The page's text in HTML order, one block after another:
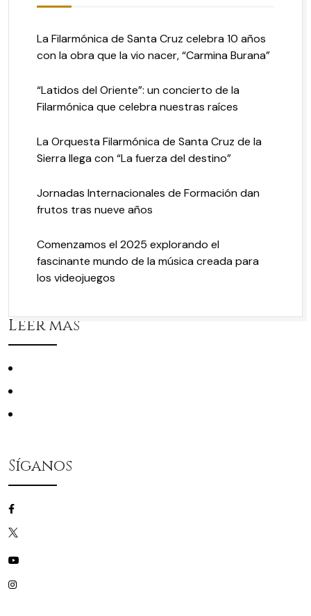
La Filarmónica de Santa Cruz celebra 10 años
con la obra que la vio nacer, “Carmina Burana”
“Latidos del Oriente”: un concierto de la
Filarmónica que celebra nuestras raíces
La Orquesta Filarmónica de Santa Cruz de la
Sierra llega con “La fuerza del destino”
Jornadas Internacionales de Formación dan
frutos tras nueve años
Comenzamos el 2025 explorando el
fascinante mundo de la música creada para
los videojuegos
Leer más
Síganos